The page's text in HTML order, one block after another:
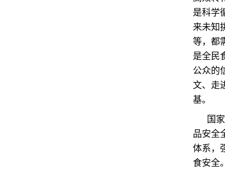
是科学
来未知
等，都
是全民
公众的
文、走
基。
国
品安全
体系，
食安全